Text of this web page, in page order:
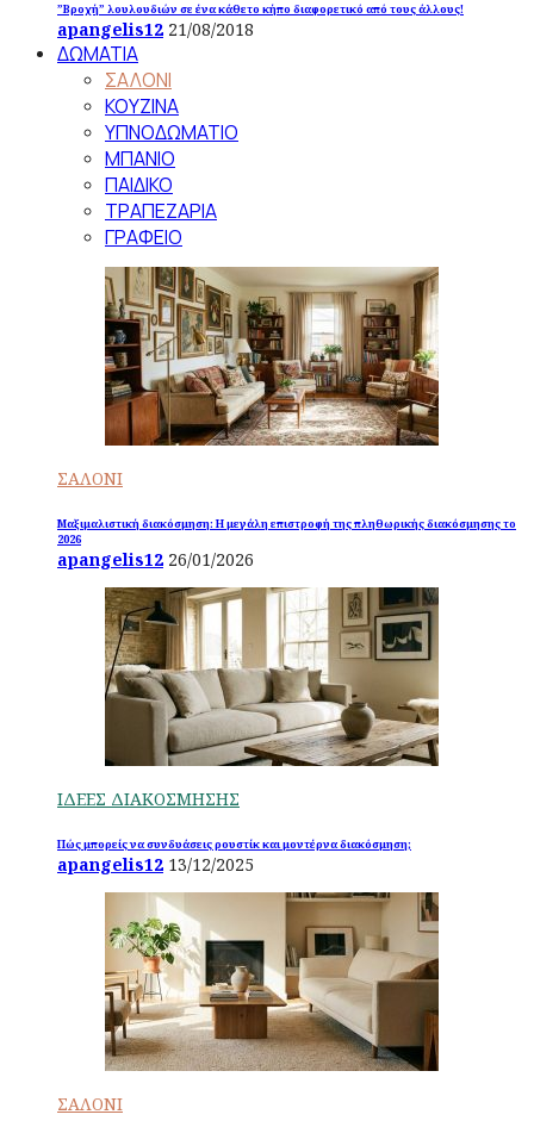
”Βροχή” λουλουδιών σε ένα κάθετο κήπο διαφορετικό από τους άλλους!
apangelis12 21/08/2018
ΔΩΜΑΤΙΑ
ΣΑΛΟΝΙ
ΚΟΥΖΙΝΑ
ΥΠΝΟΔΩΜΑΤΙΟ
ΜΠΑΝΙΟ
ΠΑΙΔΙΚΟ
ΤΡΑΠΕΖΑΡΙΑ
ΓΡΑΦΕΙΟ
ΣΑΛΟΝΙ
Μαξιμαλιστική διακόσμηση: Η μεγάλη επιστροφή της πληθωρικής διακόσμησης το
2026
apangelis12 26/01/2026
ΙΔΕΕΣ ΔΙΑΚΟΣΜΗΣΗΣ
Πώς μπορείς να συνδυάσεις ρουστίκ και μοντέρνα διακόσμηση;
apangelis12 13/12/2025
ΣΑΛΟΝΙ